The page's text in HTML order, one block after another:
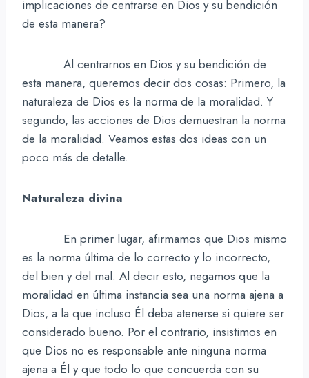
implicaciones de centrarse en Dios y su bendición
de esta manera?
Al centrarnos en Dios y su bendición de
esta manera, queremos decir dos cosas: Primero, la
naturaleza de Dios es la norma de la moralidad. Y
segundo, las acciones de Dios demuestran la norma
de la moralidad. Veamos estas dos ideas con un
poco más de detalle.
Naturaleza divina
En primer lugar, afirmamos que Dios mismo
es la norma última de lo correcto y lo incorrecto,
del bien y del mal. Al decir esto, negamos que la
moralidad en última instancia sea una norma ajena a
Dios, a la que incluso Él deba atenerse si quiere ser
considerado bueno. Por el contrario, insistimos en
que Dios no es responsable ante ninguna norma
ajena a Él y que todo lo que concuerda con su